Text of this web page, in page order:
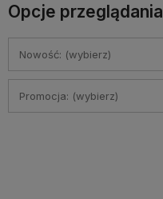
Opcje przeglądania
Nowość: (wybierz)
Promocja: (wybierz)